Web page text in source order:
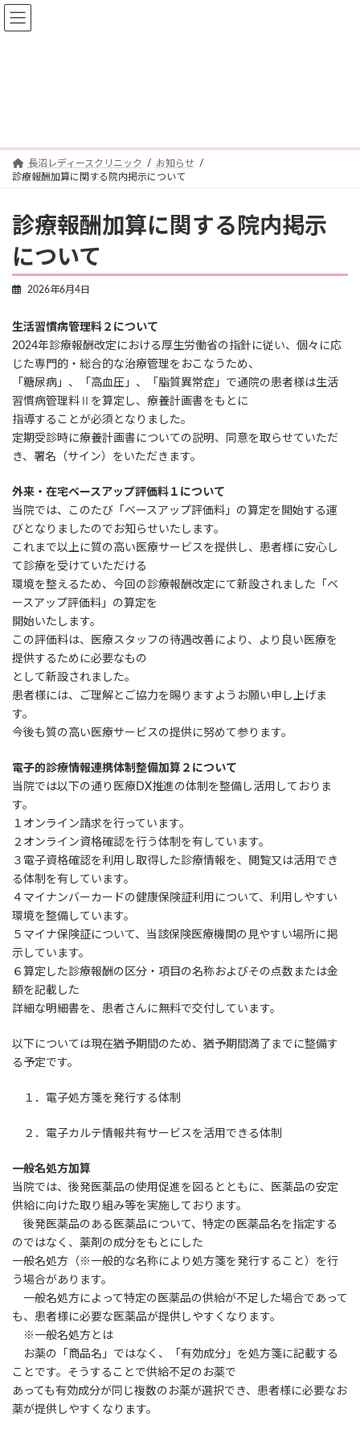
コ
ン
ナ
ビ
長沼レディースクリニック
お知らせ
診療報酬加算に関する院内掲示について
診療報酬加算に関する院内掲示
について
2026年6月4日
生活習慣病管理料２について
2024年診療報酬改定における厚生労働省の指針に従い、個々に応
じた専門的・総合的な治療管理をおこなうため、
「糖尿病」、「高血圧」、「脂質異常症」で通院の患者様は生活
習慣病管理料Ⅱを算定し、療養計画書をもとに
指導することが必須となりました。
定期受診時に療養計画書についての説明、同意を取らせていただ
き、署名（サイン）をいただきます。
外来・在宅ベースアップ評価料１について
当院では、このたび「ベースアップ評価料」の算定を開始する運
びとなりましたのでお知らせいたします。
これまで以上に質の高い医療サービスを提供し、患者様に安心し
て診療を受けていただける
環境を整えるため、今回の診療報酬改定にて新設されました「ベ
ースアップ評価料」の算定を
開始いたします。
この評価料は、医療スタッフの待遇改善により、より良い医療を
提供するために必要なもの
として新設されました。
患者様には、ご理解とご協力を賜りますようお願い申し上げま
す。
今後も質の高い医療サービスの提供に努めて参ります。
電子的診療情報連携体制整備加算２について
当院では以下の通り医療DX推進の体制を整備し活用しておりま
す。
１オンライン請求を行っています。
２オンライン資格確認を行う体制を有しています。
３電子資格確認を利用し取得した診療情報を、閲覧又は活用でき
る体制を有しています。
４マイナンバーカードの健康保険証利用について、利用しやすい
環境を整備しています。
５マイナ保険証について、当該保険医療機関の見やすい場所に掲
示しています。
６算定した診療報酬の区分・項目の名称およびその点数または金
額を記載した
詳細な明細書を、患者さんに無料で交付しています。
以下については現在猶予期間のため、猶予期間満了までに整備す
る予定です。
１．電子処方箋を発行する体制
２．電子カルテ情報共有サービスを活用できる体制
一般名処方加算
当院では、後発医薬品の使用促進を図るとともに、医薬品の安定
供給に向けた取り組み等を実施しております。
後発医薬品のある医薬品について、特定の医薬品名を指定する
のではなく、薬剤の成分をもとにした
一般名処方（※一般的な名称により処方箋を発行すること）を行
う場合があります。
一般名処方によって特定の医薬品の供給が不足した場合であって
も、患者様に必要な医薬品が提供しやすくなります。
※一般名処方とは
お薬の「商品名」ではなく、「有効成分」を処方箋に記載する
ことです。そうすることで供給不足のお薬で
あっても有効成分が同じ複数のお薬が選択でき、患者様に必要なお
薬が提供しやすくなります。